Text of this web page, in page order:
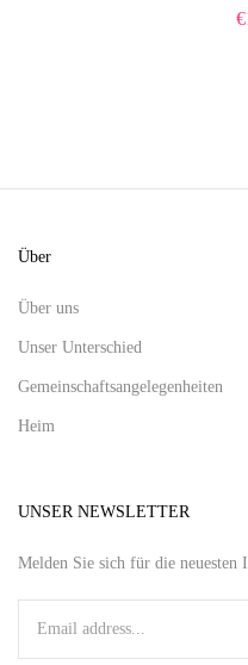
€
Über
Über uns
Unser Unterschied
Gemeinschaftsangelegenheiten
Heim
UNSER NEWSLETTER
Melden Sie sich für die neuesten